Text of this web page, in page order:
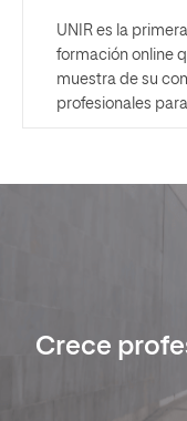
UNIR es la
formación online
muestra de su
profesionales
Crece